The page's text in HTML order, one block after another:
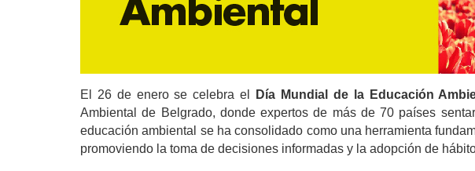
El 26 de enero se celebra el Día Mundial de la Educación
Ambiental de Belgrado, donde expertos de más de 70 países
educación ambiental se ha consolidado como una herramienta
promoviendo la toma de decisiones informadas y la adopción de